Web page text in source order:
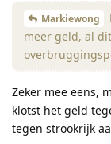
Markiewong
meer geld, al
Zeker mee eens,
klotst het geld
tegen strookrijk